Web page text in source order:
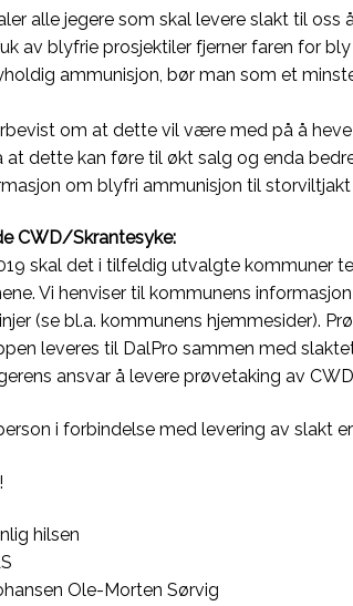
alle jegere som skal levere slakt til
av blyfrie prosjektiler fjerner faren for
ammunisjon, bør man som et
om at dette vil være med på å
at dette kan føre til økt salg og enda
om blyfri ammunisjon til
CWD/Skrantesyke:
skal det i tilfeldig utvalgte kommuner
Vi henviser til kommunens
(se bl.a. kommunens hjemmesider).
leveres til DalPro sammen med
ansvar å levere prøvetaking av
i forbindelse med levering av slakt
hilsen
Ole-Morten Sørvig